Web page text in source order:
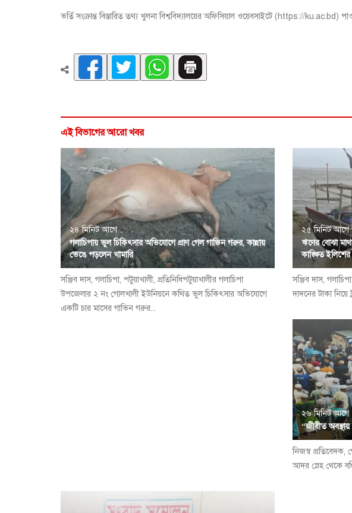
ভর্তি সংক্রান্ত বিস্তারিত তথ্য খুলনা বিশ্ববিদ্যালয়ের অফিসিয়াল ওয়েবসাইটে (https://ku.ac.bd)
এই বিভাগের আরো খবর
২৪ মিনিট আগে
গলাচিপায় ভুল চিকিৎসার অভিযোগে প্রাণ গেল গাভিন গরুর, কান্নায়
ভেঙে পড়লেন খামারি
সঞ্জিব দাস, গলাচিপা, পটুয়াখালী, প্রতিনিধিপটুয়াখালীর গলাচিপা
উপজেলার ২ নং গোলখালী ইউনিয়নে কথিত ভুল চিকিৎসার অভিযোগে
একটি চার মাসের গাভিন গরুর...
২৫ মিনিট আগে
ঋণের বোঝা
কাঙ্ক্ষিত ইলিশের
সঞ্জিব দাস,
দাদনের টাকা নিয়ে
২৬ মিনিট আগে
“জীবীত
নিজস্ব
আদর স্নেহ থেকে